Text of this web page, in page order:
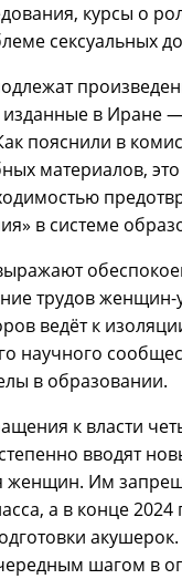
курсы о
сексуальных
изданные в Иране
пояснили в
материалов,
в системе
трудов женщин-
ведёт к
научного
в образовании.
к власти
вводят
женщин. Им
а в конце 2024
шагом в